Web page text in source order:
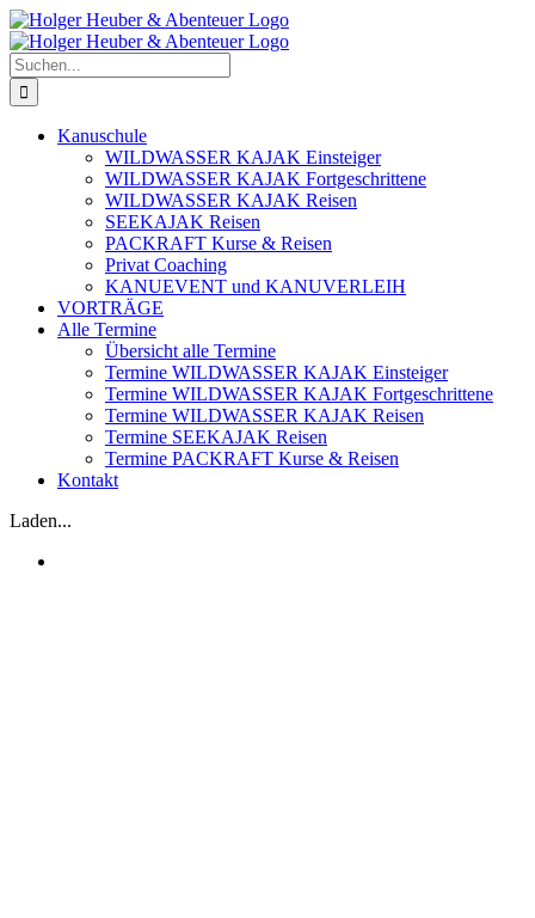
Zum
Inhalt
springen
Suche
nach:
Kanuschule
WILDWASSER KAJAK Einsteiger
WILDWASSER KAJAK Fortgeschrittene
WILDWASSER KAJAK Reisen
SEEKAJAK Reisen
PACKRAFT Kurse & Reisen
Privat Coaching
KANUEVENT und KANUVERLEIH
VORTRÄGE
Alle Termine
Übersicht alle Termine
Termine WILDWASSER KAJAK Einsteiger
Termine WILDWASSER KAJAK Fortgeschrittene
Termine WILDWASSER KAJAK Reisen
Termine SEEKAJAK Reisen
Termine PACKRAFT Kurse & Reisen
Kontakt
Laden...